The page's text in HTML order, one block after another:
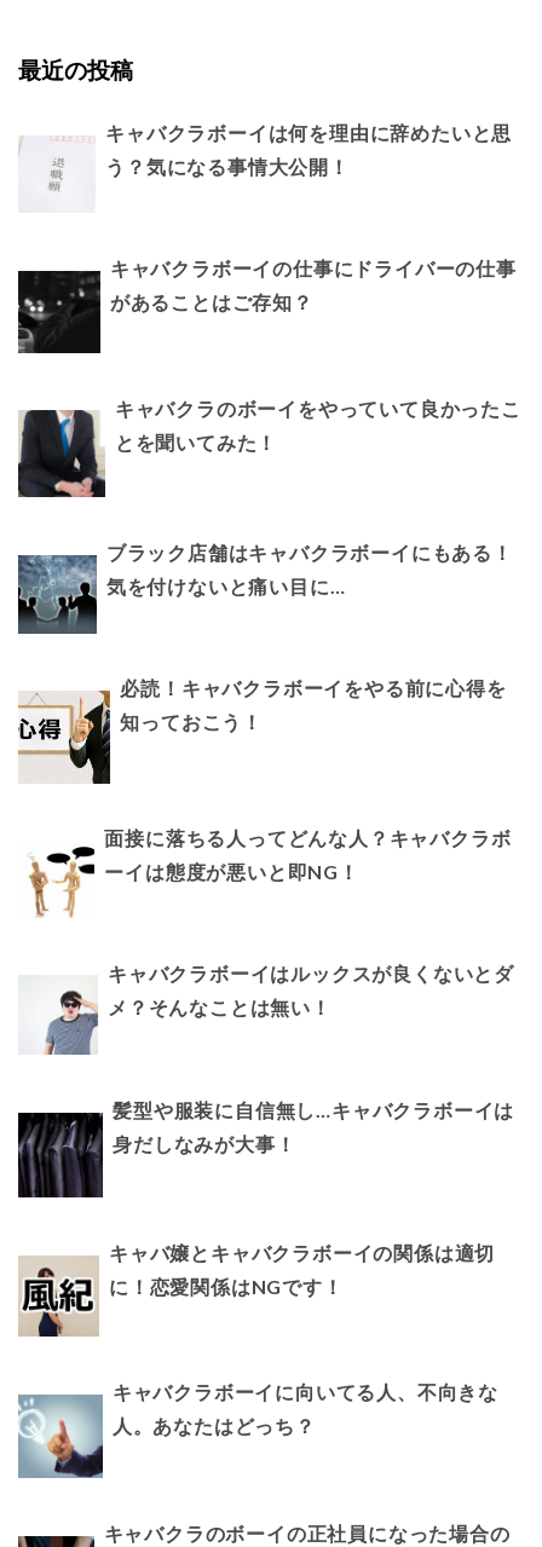
最近の投稿
キャバクラボーイは何を理由に辞めたいと思
う？気になる事情大公開！
キャバクラボーイの仕事にドライバーの仕事
があることはご存知？
キャバクラのボーイをやっていて良かったこ
とを聞いてみた！
ブラック店舗はキャバクラボーイにもある！
気を付けないと痛い目に…
必読！キャバクラボーイをやる前に心得を
知っておこう！
面接に落ちる人ってどんな人？キャバクラボ
ーイは態度が悪いと即NG！
キャバクラボーイはルックスが良くないとダ
メ？そんなことは無い！
髪型や服装に自信無し…キャバクラボーイは
身だしなみが大事！
キャバ嬢とキャバクラボーイの関係は適切
に！恋愛関係はNGです！
キャバクラボーイに向いてる人、不向きな
人。あなたはどっち？
キャバクラのボーイの正社員になった場合の